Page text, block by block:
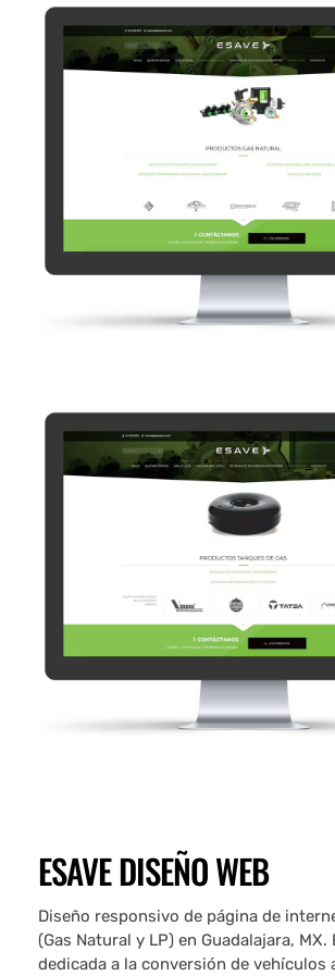
ESAVE DISEÑO WEB
Diseño responsivo de página de
(Gas Natural y LP) en Guadalajara, MX.
dedicada a la conversión de vehículos